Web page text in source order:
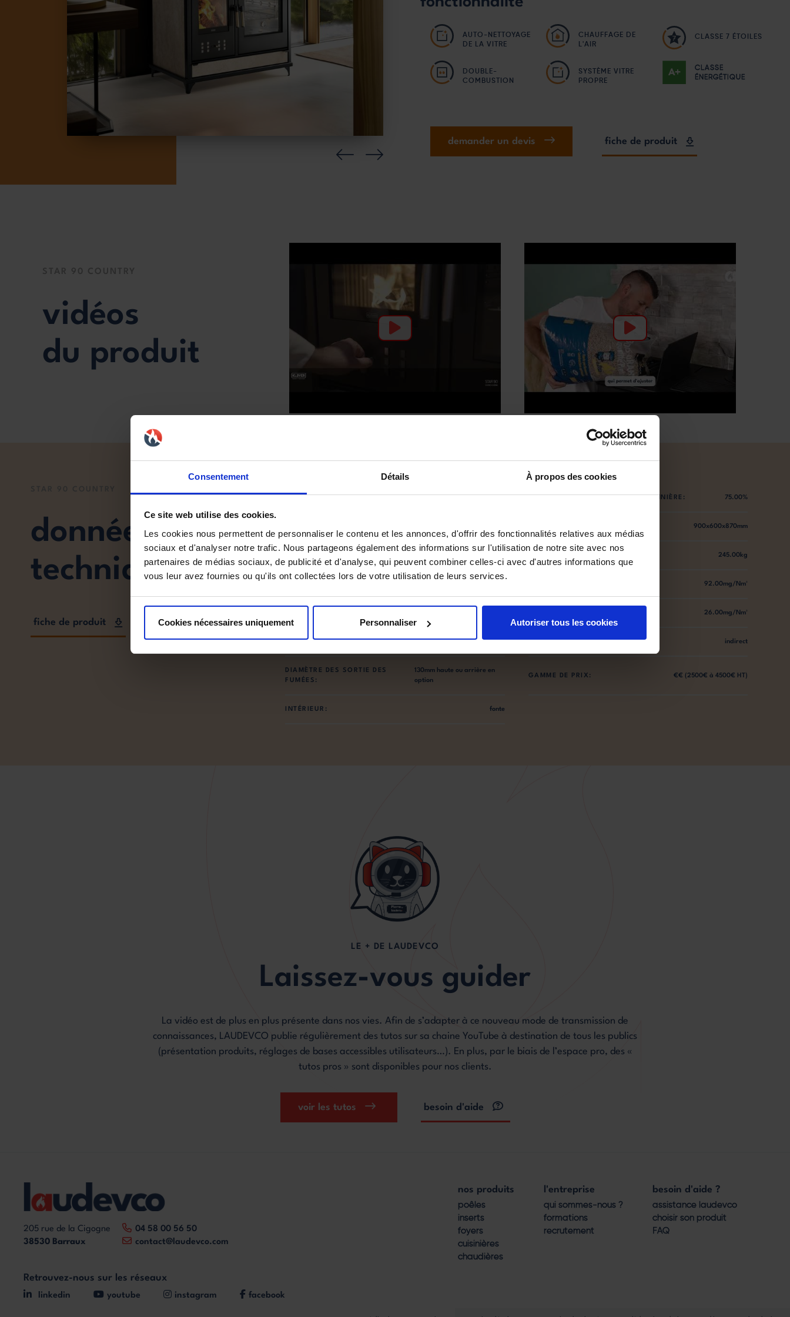
Consentement Détails À propos des cookies
Ce site web utilise des cookies.
Les cookies nous permettent de personnaliser le contenu et les annonces, d'offrir des fonctionnalités relatives aux médias
sociaux et d'analyser notre trafic. Nous partageons également des informations sur l'utilisation de notre site avec nos
partenaires de médias sociaux, de publicité et d'analyse, qui peuvent combiner celles-ci avec d'autres informations que
vous leur avez fournies ou qu'ils ont collectées lors de votre utilisation de leurs services.
Cookies nécessaires uniquement Personnaliser Autoriser tous les cookies
AUTO-NETTOYAGE
DE LA VITRE
CHAUFFAGE DE
L'AIR
CLASSE 7 ÉTOILES
DOUBLE-
COMBUSTION
SYSTÈME VITRE
PROPRE
CLASSE
ÉNERGÉTIQUE
demander un devis fiche de produit
vidéos
du produit
données
techniques
fiche de produit
EFFICACITÉ ÉNERGÉTIQUE SAISONNIÈRE: 75.00%
900x600x870mm
245.00kg
92.00mg/Nm³
26.00mg/Nm³
POUSSIÈRES: 14.00mg/Nm³ ENTRÉE D'AIR: indirect
DIAMÈTRE DES SORTIE DES
FUMÉES:
130mm haute ou arrière en
option
GAMME DE PRIX: €€ (2500€ à 4500€ HT)
INTÉRIEUR: fonte
LE + DE LAUDEVCO
Laissez-vous guider
La vidéo est de plus en plus présente dans nos vies. Afin de s’adapter à ce nouveau mode de transmission de
connaissances, LAUDEVCO publie régulièrement des tutos sur sa chaine YouTube à destination de tous les publics
(présentation produits, réglages de bases accessibles utilisateurs…). En plus, par le biais de l’espace pro, des «
tutos pros » sont disponibles pour nos clients.
voir les tutos besoin d'aide
205 rue de la Cigogne
38530 Barraux
04 58 00 56 50
contact@laudevco.com
nos produits
poêles
inserts
foyers
cuisinières
chaudières
l'entreprise
qui sommes-nous ?
formations
recrutement
besoin d'aide ?
assistance laudevco
choisir son produit
FAQ
Retrouvez-nous sur les réseaux
linkedin youtube instagram facebook